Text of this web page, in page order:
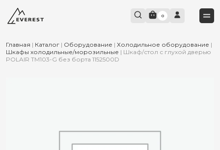
0
Главная | Каталог | Оборудование | Холодильное оборудование |
Шкафы холодильные/морозильные | Шкаф/стол с глухой дверью
POLAIR TM103-G без борта 1152500D